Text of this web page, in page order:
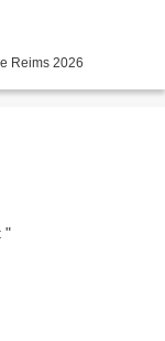
Reims 2026